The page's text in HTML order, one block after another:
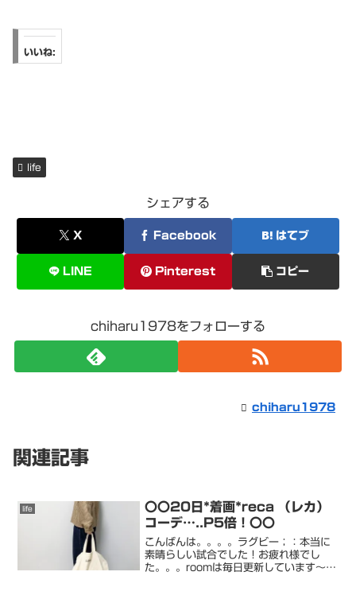
いいね:
life
シェアする
X Facebook はてブ
LINE Pinterest コピー
chiharu1978をフォローする
chiharu1978
関連記事
life
〇〇20日*着画*reca （レカ）
コーデ…..P5倍！〇〇
こんばんは。。。。ラグビー；：本当に
素晴らしい試合でした！お疲れ様でし
た。。。roomは毎日更新しています〜